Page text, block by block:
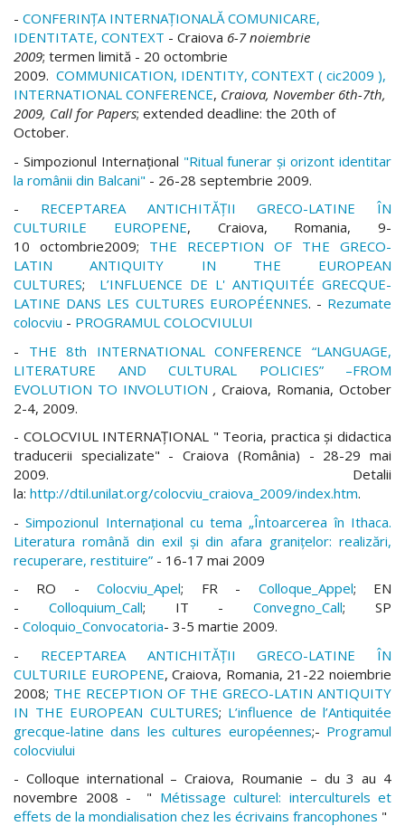
- CONFERINŢA INTERNAŢIONALĂ COMUNICARE,
IDENTITATE, CONTEXT - Craiova 6-7 noiembrie
2009; termen limită - 20 octombrie
2009. COMMUNICATION, IDENTITY, CONTEXT ( cic2009 ),
INTERNATIONAL CONFERENCE, Craiova, November 6th-7th,
2009, Call for Papers; extended deadline: the 20th of
October.
- Simpozionul Internaţional "Ritual funerar şi orizont identitar
la românii din Balcani" - 26-28 septembrie 2009.
-
RECEPTAREA ANTICHITĂŢII GRECO-LATINE ÎN
CULTURILE EUROPENE, Craiova, Romania, 9-
10 octombrie2009;
THE RECEPTION OF THE GRECO-
LATIN ANTIQUITY IN THE
EUROPEAN
CULTURES; L’INFLUENCE DE L' ANTIQUITÉE GRECQUE-
LATINE DANS LES CULTURES EUROPÉENNES. - Rezumate
colocviu - PROGRAMUL COLOCVIULUI
-
THE 8th INTERNATIONAL CONFERENCE
“LANGUAGE,
LITERATURE AND CULTURAL POLICIES” –FROM
EVOLUTION TO INVOLUTION , Craiova, Romania, October
2-4, 2009.
- COLOCVIUL INTERNAŢIONAL " Teoria, practica şi didactica
traducerii specializate" - Craiova (România) - 28-29 mai
2009.
Detalii
la: http://dtil.unilat.org/colocviu _craiova_2009/index.htm.
- Simpozionul Internaţional cu tema „Întoarcerea în Ithaca.
Literatura română din exil şi din afara graniţelor: realizări,
recuperare, restituire” - 16-17 mai 2009
- RO -
Colocviu_Apel; FR - Colloque_Appel; EN
-
Colloquium_Call; IT - Convegno_Call; SP
- Coloquio_Convocatoria- 3-5 martie 2009.
-
RECEPTAREA ANTICHITĂŢII GRECO-LATINE
ÎN
CULTURILE EUROPENE, Craiova, Romania, 21 -22 noiembrie
2008; THE RECEPTION OF THE GRECO-LATIN ANTIQUITY
IN THE EUROPEAN CULTURES; L’influence de l’Antiquitée
grecque-latine dans les cultures européennes;- Programul
colocviului
- Colloque international – Craiova, Roumanie – du 3 au 4
novembre 2008 - " Métissage culturel: interculturels et
effets de la mondialisation chez les écrivains francophones "